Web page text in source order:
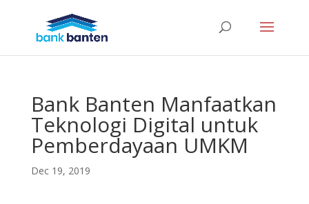
Bank Banten Manfaatkan
Teknologi Digital untuk
Pemberdayaan UMKM
Dec 19, 2019